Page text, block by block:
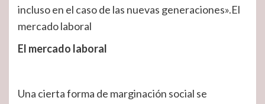
incluso en el caso de las nuevas generaciones».El
mercado laboral
El mercado laboral
Una cierta forma de marginación social se